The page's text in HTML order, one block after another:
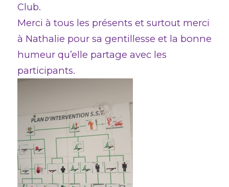
Club.
Merci à tous les présents et surtout merci
à Nathalie pour sa gentillesse et la bonne
humeur qu’elle partage avec les
participants.